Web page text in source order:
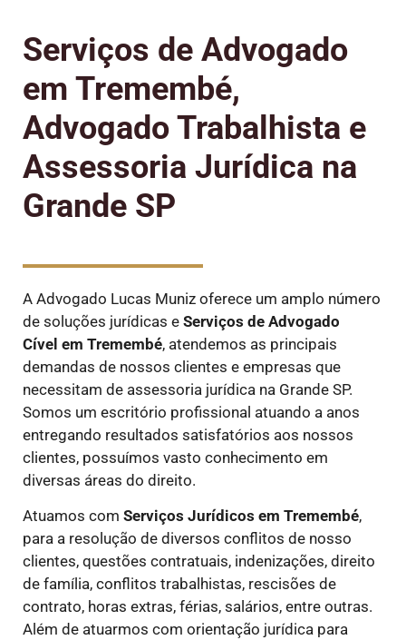
Serviços de Advogado
em Tremembé,
Advogado Trabalhista e
Assessoria Jurídica na
Grande SP
A Advogado Lucas Muniz oferece um amplo número
de soluções jurídicas e Serviços de Advogado
Cível em Tremembé, atendemos as principais
demandas de nossos clientes e empresas que
necessitam de assessoria jurídica na Grande SP.
Somos um escritório profissional atuando a anos
entregando resultados satisfatórios aos nossos
clientes, possuímos vasto conhecimento em
diversas áreas do direito.
Atuamos com Serviços Jurídicos em Tremembé,
para a resolução de diversos conflitos de nosso
clientes, questões contratuais, indenizações, direito
de família, conflitos trabalhistas, rescisões de
contrato, horas extras, férias, salários, entre outras.
Além de atuarmos com orientação jurídica para